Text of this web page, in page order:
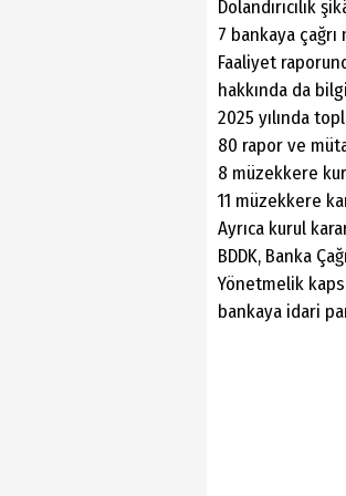
Dolandırıcılık
7 bankaya çağrı
Faaliyet
hakkında da
2025 yılında
80 rapor ve
8 müzekkere
11 müzekkere
Ayrıca kurul
BDDK, Banka
Yönetmelik
bankaya idari